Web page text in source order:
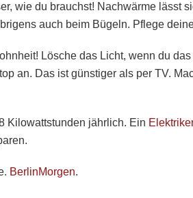
wie du brauchst! Nachwärme lässt
auch beim Bügeln. Pflege
Lösche das Licht, wenn du
an. Das ist günstiger als per TV.
Kilowattstunden jährlich. Ein
BerlinMorgen.